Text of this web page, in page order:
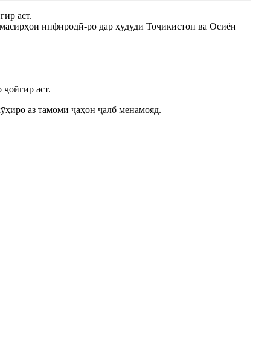
аст.
инфиродӣ-ро дар ҳудуди Тоҷикистон ва Осиёи
аст.
аз тамоми ҷаҳон ҷалб менамояд.